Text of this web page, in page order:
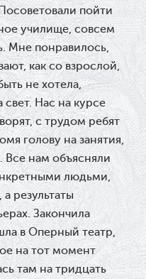
пойти
училище, совсем
Мне понравилось,
как со взрослой,
не хотела,
свет. Нас на курсе
с трудом ребят
голову на занятия,
Все нам объясняли
людьми,
результаты
Закончила
в Оперный театр,
на тот момент
там на тридцать